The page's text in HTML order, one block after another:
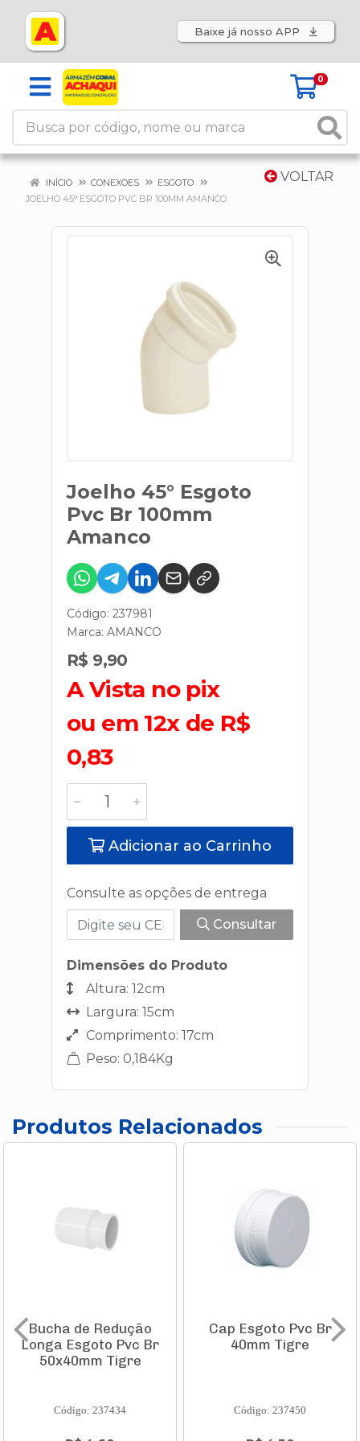
Baixe já nosso APP
0
VOLTAR
INÍCIO CONEXOES
ESGOTO
JOELHO 45° ESGOTO PVC BR 100MM AMANCO
Joelho 45° Esgoto
Pvc Br 100mm
Amanco
Código: 237981
Marca: AMANCO
R$ 9,90
A Vista no pix
ou em 12x de R$
0,83
Adicionar ao Carrinho
Consulte as opções de entrega
Consultar
Dimensões do Produto
Altura: 12cm
Largura: 15cm
Comprimento: 17cm
Peso: 0,184Kg
Produtos Relacionados
Bucha de Redução
Longa Esgoto Pvc Br
50x40mm Tigre
Código: 237434
Cap Esgoto Pvc Br
40mm Tigre
Código: 237450